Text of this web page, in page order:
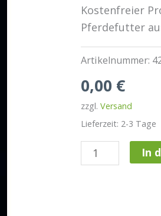
Kostenfreier
Pferdefutter
Artikelnummer:
0,00 €
zzgl. Versand
Lieferzeit: 2-3 Tage
EOHIPPOS
Produktkatalog
In